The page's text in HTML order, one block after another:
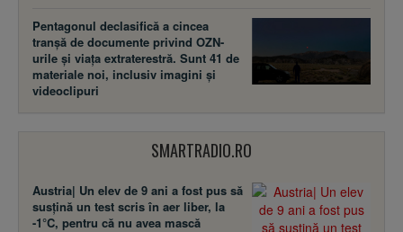
Pentagonul declasifică a cincea
tranșă de documente privind OZN-
urile și viața extraterestră. Sunt 41 de
materiale noi, inclusiv imagini și
videoclipuri
SMARTRADIO.RO
Austria| Un elev de 9 ani a fost pus să
susţină un test scris în aer liber, la
-1°C, pentru că nu avea mască